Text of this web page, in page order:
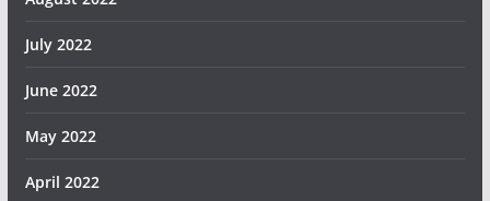
July 2022
June 2022
May 2022
April 2022